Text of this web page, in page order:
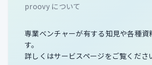
proovy について
専業ベンチャーが有する知見や各種資
す。
詳しくはサービスページをご覧くださ